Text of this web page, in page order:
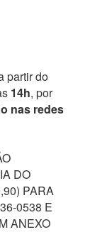
partir do
14h, por
nas redes
DO
PARA
0538 E
ANEXO